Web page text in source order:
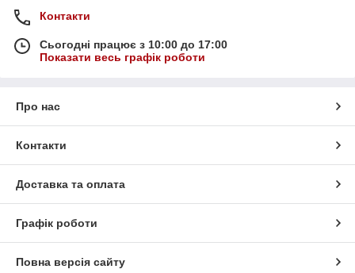
Контакти
Сьогодні працює з 10:00 до 17:00
Показати весь графік роботи
Про нас
Контакти
Доставка та оплата
Графік роботи
Повна версія сайту